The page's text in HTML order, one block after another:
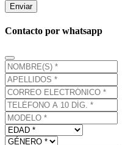
Enviar
Contacto por whatsapp